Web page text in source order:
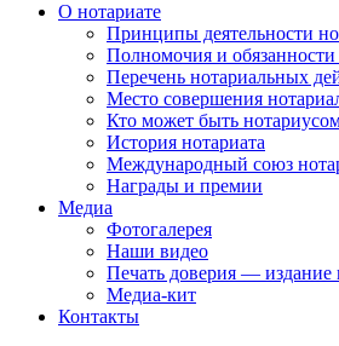
О нотариате
Принципы деятельности
Полномочия и обязанности
Перечень нотариальных
Место совершения
Кто может быть
История нотариата
Международный союз
Награды и премии
Медиа
Фотогалерея
Наши видео
Печать доверия — издание
Медиа-кит
Контакты